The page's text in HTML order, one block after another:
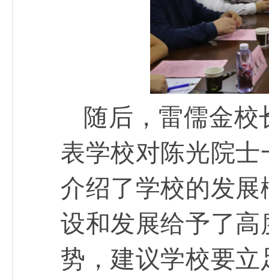
随后，雷儒金
表学校对陈光院
介绍了学校的发
设和发展给予了
势，建议学校要